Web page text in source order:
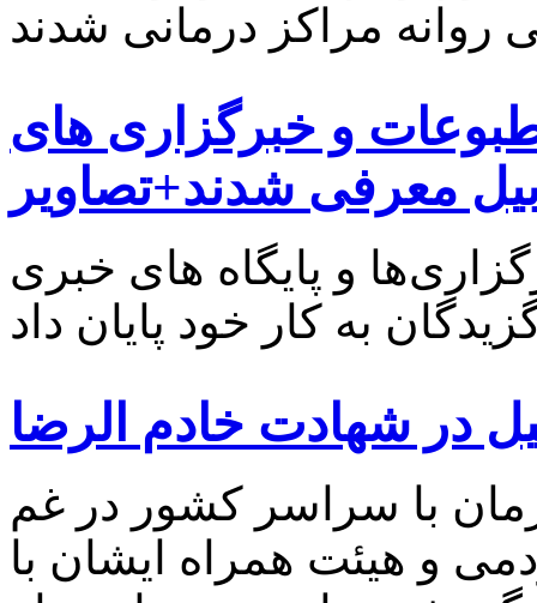
و خبرگزاری های
معرفی شدند+تصاویر
و پایگاه های خبری
در شهادت خادم الرضا
با سراسر کشور در غم
و هیئت همراه ایشان با